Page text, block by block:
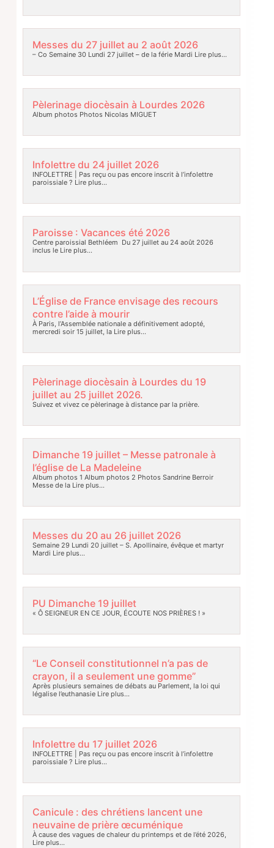
Messes du 27 juillet au 2 août 2026
– Co Semaine 30 Lundi 27 juillet – de la férie Mardi Lire plus…
Pèlerinage diocèsain à Lourdes 2026
Album photos Photos Nicolas MIGUET
Infolettre du 24 juillet 2026
INFOLETTRE | Pas reçu ou pas encore inscrit à l’infolettre
paroissiale ? Lire plus…
Paroisse : Vacances été 2026
Centre paroissial Bethléem Du 27 juillet au 24 août 2026
inclus leLire plus…
L’Église de France envisage des recours
contre l’aide à mourir
À Paris, l’Assemblée nationale a définitivement adopté,
mercredi soir 15 juillet, laLire plus…
Pèlerinage diocèsain à Lourdes du 19
juillet au 25 juillet 2026.
Suivez et vivez ce pèlerinage à distance par la prière.
Dimanche 19 juillet – Messe patronale à
l’église de La Madeleine
Album photos 1 Album photos 2 Photos Sandrine Berroir
Messe de laLire plus…
Messes du 20 au 26 juillet 2026
Semaine 29 Lundi 20 juillet – S. Apollinaire, évêque et martyr
Mardi Lire plus…
PU Dimanche 19 juillet
« Ô SEIGNEUR EN CE JOUR, ÉCOUTE NOS PRIÈRES ! »
“Le Conseil constitutionnel n’a pas de
crayon, il a seulement une gomme”
Après plusieurs semaines de débats au Parlement, la loi qui
légalise l’euthanasieLire plus…
Infolettre du 17 juillet 2026
INFOLETTRE | Pas reçu ou pas encore inscrit à l’infolettre
paroissiale ? Lire plus…
Canicule : des chrétiens lancent une
neuvaine de prière œcuménique
À cause des vagues de chaleur du printemps et de l’été 2026,
Lire plus…